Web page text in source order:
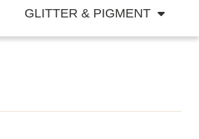
GLITTER & PIGMENT